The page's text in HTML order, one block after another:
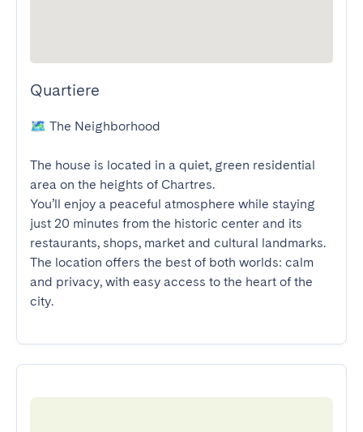
Quartiere
🗺️ The Neighborhood
The house is located in a quiet, green residential
area on the heights of Chartres.
You’ll enjoy a peaceful atmosphere while staying
just 20 minutes from the historic center and its
restaurants, shops, market and cultural landmarks.
The location offers the best of both worlds: calm
and privacy, with easy access to the heart of the
city.